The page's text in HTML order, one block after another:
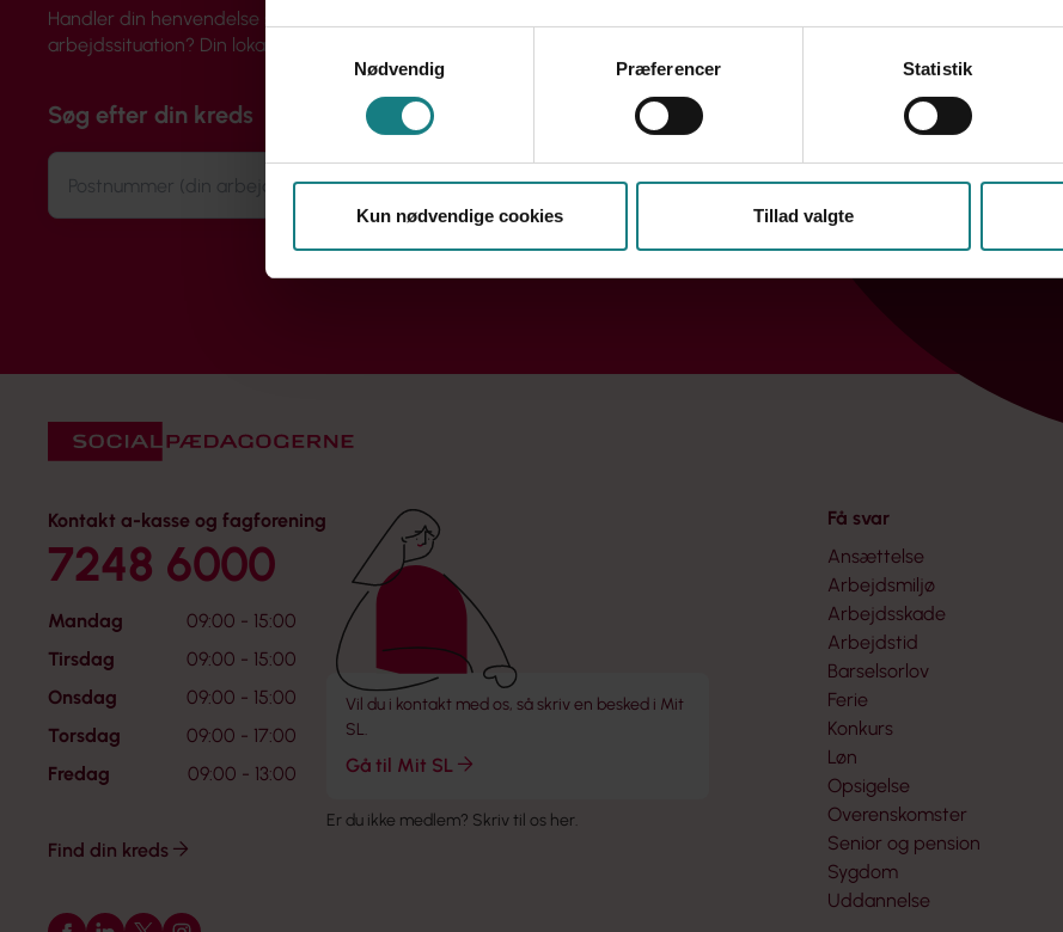
Samtykkevalg
Nødvendig
Præferencer Statistik
Kun nødvendige cookies Tillad valgte
Handler din henvendelse sig om løn, ansættelse eller din
arbejdssituation? Din lokale kreds rådgiver dig og hjælper dig videre.
Søg efter din kreds
Kontakt a-kasse og fagforening
7248 6000
Mandag
09:00 - 15:00
Tirsdag
09:00 - 15:00
Onsdag
09:00 - 15:00
Torsdag
09:00 - 17:00
Fredag
09:00 - 13:00
Find din kreds
Vil du i kontakt med os, så skriv en besked i Mit
SL.
Gå til Mit SL
Er du ikke medlem? Skriv til os her.
Få svar
Ansættelse
Arbejdsmiljø
Arbejdsskade
Arbejdstid
Barselsorlov
Ferie
Konkurs
Løn
Opsigelse
Overenskomster
Senior og pension
Sygdom
Uddannelse